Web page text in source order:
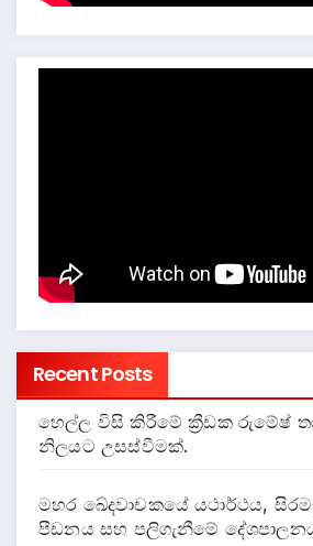
Recent Posts
හෙල්ල විසි කිරීමේ ක්‍රීඩක රුමේෂ්
නිලයට උසස්වීමක්.
මහර ඛේදවාචකයේ යථාර්ථය,
පීඩනය සහ පලිගැනීමේ